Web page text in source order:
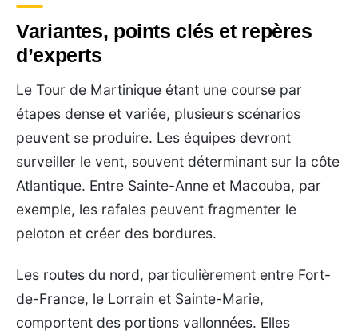
Variantes, points clés et repères
d’experts
Le Tour de Martinique étant une course par
étapes dense et variée, plusieurs scénarios
peuvent se produire. Les équipes devront
surveiller le vent, souvent déterminant sur la côte
Atlantique. Entre Sainte-Anne et Macouba, par
exemple, les rafales peuvent fragmenter le
peloton et créer des bordures.
Les routes du nord, particulièrement entre Fort-
de-France, le Lorrain et Sainte-Marie,
comportent des portions vallonnées. Elles